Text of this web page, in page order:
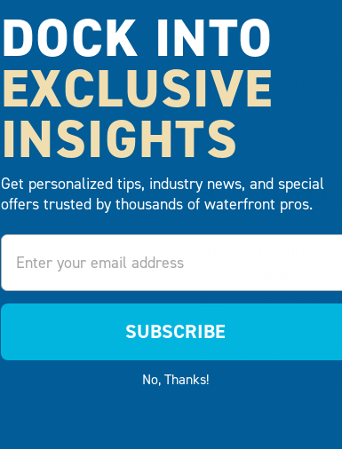
Para disfrutar
verano. Hay
ávidos.
3. LAGO
Explore la
contemplar el
año, ya que ofrece
A medida que
caminar por las
DOCK INTO
EXCLUSIVE
INSIGHTS
Get personalized tips, industry news, and special
offers trusted by thousands of waterfront pros.
Email
SUBSCRIBE
No, Thanks!